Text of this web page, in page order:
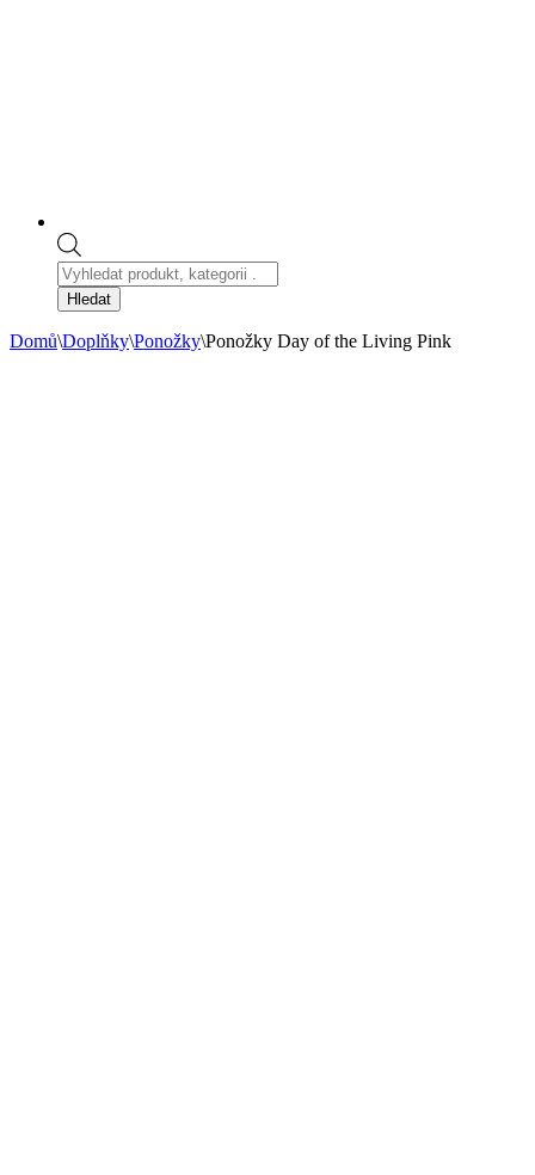
Products
search
Hledat
Domů\Doplňky\Ponožky\Ponožky Day of the Living Pink